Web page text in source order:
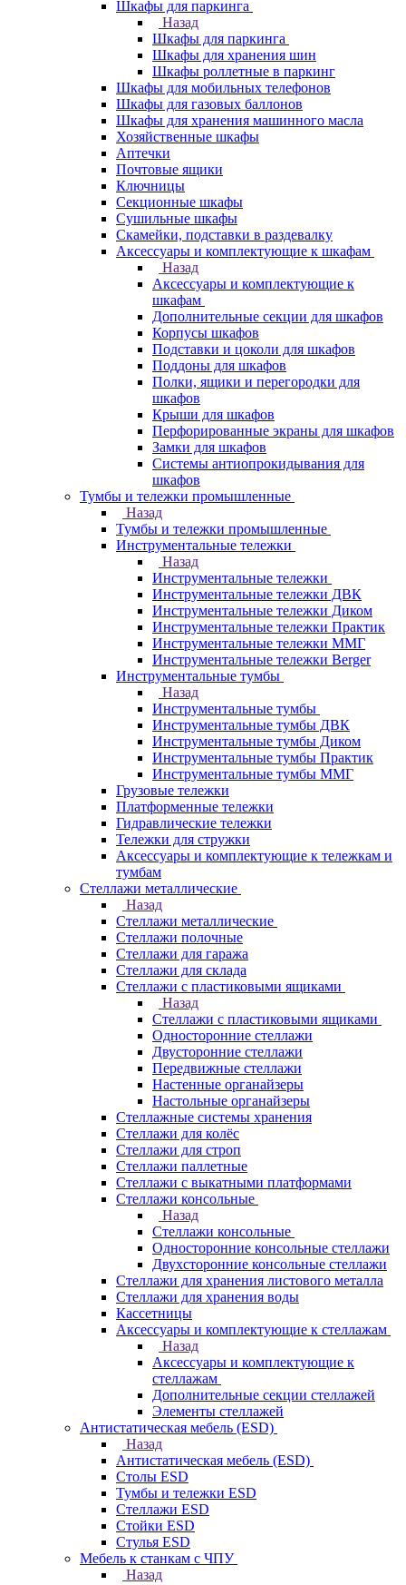
Шкафы для паркинга
Назад
Шкафы для паркинга
Шкафы для хранения шин
Шкафы роллетные в паркинг
Шкафы для мобильных телефонов
Шкафы для газовых баллонов
Шкафы для хранения машинного масла
Хозяйственные шкафы
Аптечки
Почтовые ящики
Ключницы
Секционные шкафы
Сушильные шкафы
Скамейки, подставки в раздевалку
Аксессуары и комплектующие к шкафам
Назад
Аксессуары и комплектующие к
шкафам
Дополнительные секции для шкафов
Корпусы шкафов
Подставки и цоколи для шкафов
Поддоны для шкафов
Полки, ящики и перегородки для
шкафов
Крыши для шкафов
Перфорированные экраны для шкафов
Замки для шкафов
Системы антиопрокидывания для
шкафов
Тумбы и тележки промышленные
Назад
Тумбы и тележки промышленные
Инструментальные тележки
Назад
Инструментальные тележки
Инструментальные тележки ДВК
Инструментальные тележки Диком
Инструментальные тележки Практик
Инструментальные тележки ММГ
Инструментальные тележки Berger
Инструментальные тумбы
Назад
Инструментальные тумбы
Инструментальные тумбы ДВК
Инструментальные тумбы Диком
Инструментальные тумбы Практик
Инструментальные тумбы ММГ
Грузовые тележки
Платформенные тележки
Гидравлические тележки
Тележки для стружки
Аксесcуары и комплектующие к тележкам и
тумбам
Стеллажи металлические
Назад
Стеллажи металлические
Стеллажи полочные
Стеллажи для гаража
Стеллажи для склада
Стеллажи с пластиковыми ящиками
Назад
Стеллажи с пластиковыми ящиками
Односторонние стеллажи
Двусторонние стеллажи
Передвижные стеллажи
Настенные органайзеры
Настольные органайзеры
Стеллажные системы хранения
Стеллажи для колёс
Стеллажи для строп
Стеллажи паллетные
Стеллажи с выкатными платформами
Стеллажи консольные
Назад
Стеллажи консольные
Односторонние консольные стеллажи
Двухсторонние консольные стеллажи
Стеллажи для хранения листового металла
Стеллажи для хранения воды
Кассетницы
Аксесcуары и комплектующие к стеллажам
Назад
Аксесcуары и комплектующие к
стеллажам
Дополнительные секции стеллажей
Элементы стеллажей
Антистатическая мебель (ESD)
Назад
Антистатическая мебель (ESD)
Столы ESD
Тумбы и тележки ESD
Стеллажи ESD
Стойки ESD
Стулья ESD
Мебель к станкам с ЧПУ
Назад